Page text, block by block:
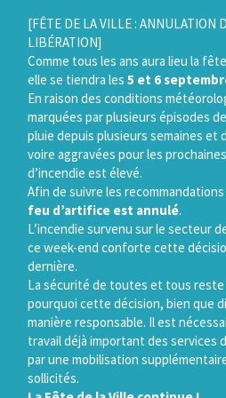
[FÊTE DE LA VILLE : ANNULATION
LIBÉRATION]
Comme tous les ans aura lieu la
elle se tiendra les 5 et 6
En raison des conditions
marquées par plusieurs épisodes
pluie depuis plusieurs semaines et
voire aggravées pour les
d’incendie est élevé.
Afin de suivre les
feu d’artifice est annulé.
L’incendie survenu sur le secteur
ce week-end conforte cette
dernière.
La sécurité de toutes et tous reste
pourquoi cette décision, bien que
manière responsable. Il est
travail déjà important des services
par une mobilisation
sollicités.